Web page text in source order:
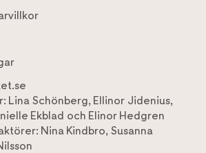
Lina Schönberg, Ellinor Jidenius,
Ekblad och Elinor Hedgren
Nina Kindbro, Susanna